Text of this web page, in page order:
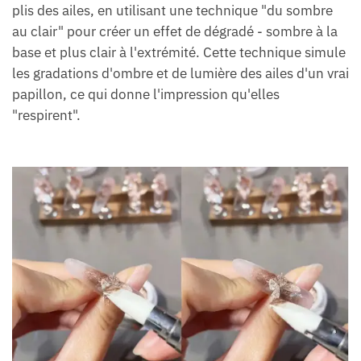
plis des ailes, en utilisant une technique "du sombre
au clair" pour créer un effet de dégradé - sombre à la
base et plus clair à l'extrémité. Cette technique simule
les gradations d'ombre et de lumière des ailes d'un vrai
papillon, ce qui donne l'impression qu'elles
"respirent".